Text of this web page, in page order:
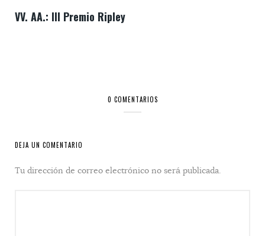
VV. AA.: III Premio Ripley
0 COMENTARIOS
DEJA UN COMENTARIO
Tu dirección de correo electrónico no será publicada.